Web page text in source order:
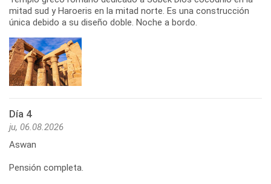
mitad sud y Haroeris en la mitad norte. Es una construcción
única debido a su diseño doble. Noche a bordo.
Día 4
ju, 06.08.2026
Aswan
Pensión completa.